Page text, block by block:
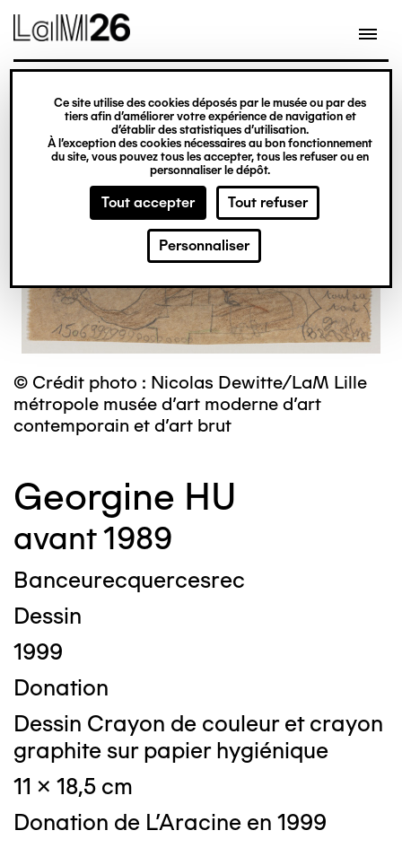
Gestion des cookies
Ce site utilise des cookies déposés par le musée ou par des
tiers afin d’améliorer votre expérience de navigation et
d’établir des statistiques d’utilisation.
À l’exception des cookies nécessaires au bon fonctionnement
du site, vous pouvez tous les accepter, tous les refuser ou en
personnaliser le dépôt.
Tout accepter Tout refuser
Personnaliser
contenu
© Crédit photo : Nicolas Dewitte/LaM Lille
métropole musée d’art moderne d’art
contemporain et d’art brut
Georgine HU
avant 1989
Banceurecquercesrec
Dessin
1999
Donation
Dessin Crayon de couleur et crayon
graphite sur papier hygiénique
11 x 18,5 cm
Donation de L'Aracine en 1999